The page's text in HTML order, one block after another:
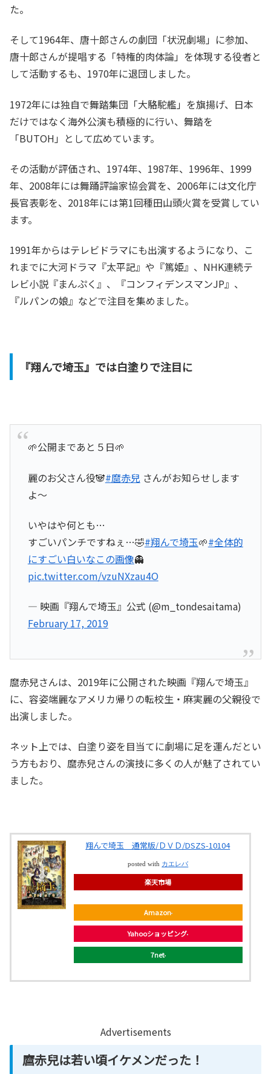
た。
そして1964年、唐十郎さんの劇団「状況劇場」に参加、
唐十郎さんが提唱する「特権的肉体論」を体現する役者と
して活動するも、1970年に退団しました。
1972年には独自で舞踏集団「大駱駝艦」を旗揚げ、日本
だけではなく海外公演も積極的に行い、舞踏を
「BUTOH」として広めています。
その活動が評価され、1974年、1987年、1996年、1999
年、2008年には舞踊評論家協会賞を、2006年には文化庁
長官表彰を、2018年には第1回種田山頭火賞を受賞してい
ます。
1991年からはテレビドラマにも出演するようになり、こ
れまでに大河ドラマ『太平記』や『篤姫』、NHK連続テ
レビ小説『まんぷく』、『コンフィデンスマンJP』、
『ルパンの娘』などで注目を集めました。
『翔んで埼玉』では白塗りで注目に
🌱公開まであと５日🌱
麗のお父さん役🐼#麿赤兒 さんがお知らせします
よ〜
いやはや何とも…
すごいパンチですねぇ…🤣#翔んで埼玉🌱#全体的
にすごい白いなこの画像👻
pic.twitter.com/vzuNXzau4O
— 映画『翔んで埼玉』公式 (@m_tondesaitama)
February 17, 2019
麿赤兒さんは、2019年に公開された映画『翔んで埼玉』
に、容姿端麗なアメリカ帰りの転校生・麻実麗の父親役で
出演しました。
ネット上では、白塗り姿を目当てに劇場に足を運んだとい
う方もおり、麿赤兒さんの演技に多くの人が魅了されてい
ました。
翔んで埼玉 通常版/ＤＶＤ/DSZS-10104
posted with カエレバ
楽天市場
Amazon
Yahooショッピング
7net
Advertisements
麿赤兒は若い頃イケメンだった！